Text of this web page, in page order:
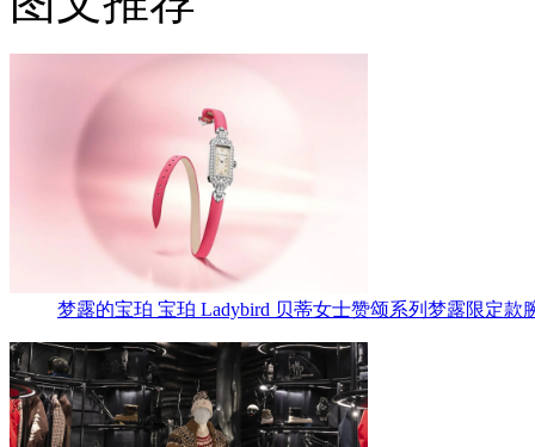
梦露的宝珀 宝珀 Ladybird 贝蒂女士赞颂系列梦露限定款